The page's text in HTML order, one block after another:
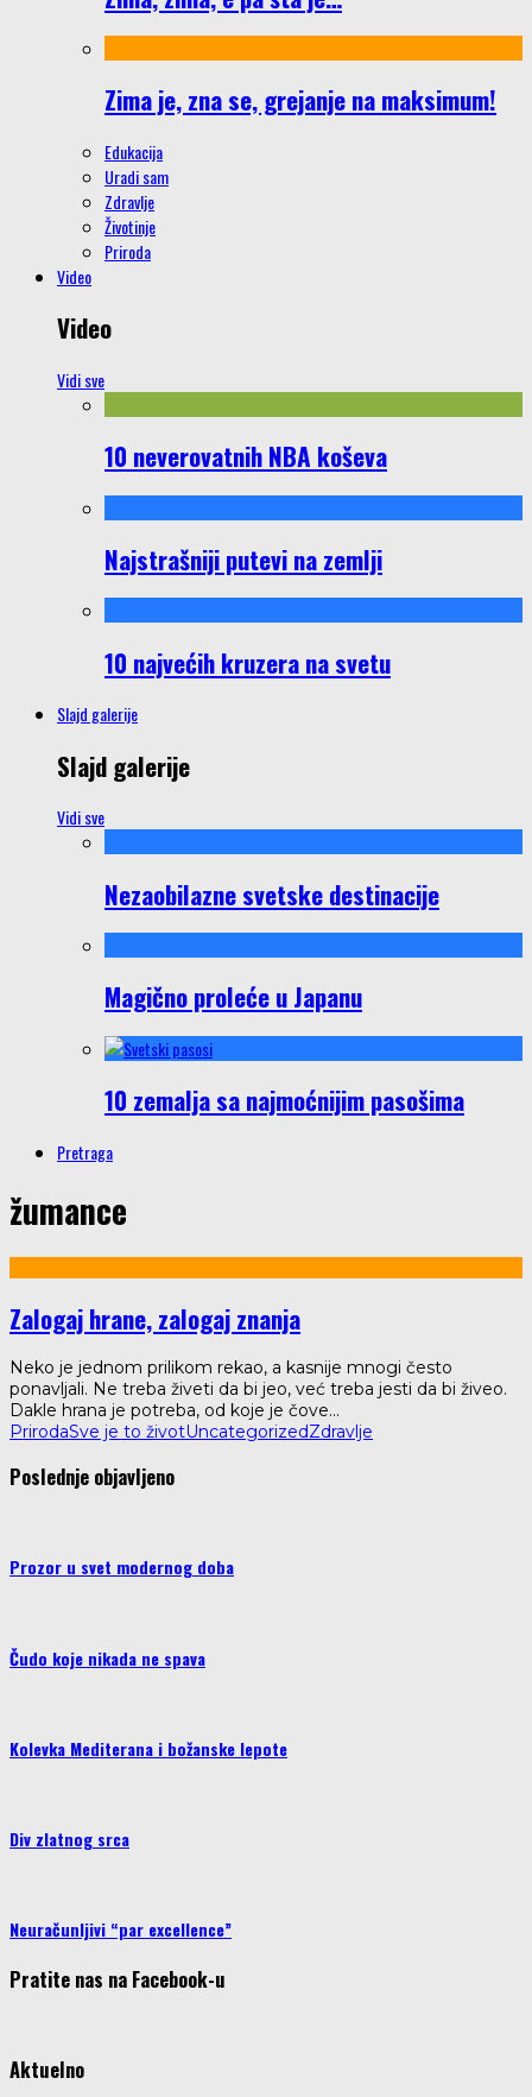
Zima je, zna se, grejanje na maksimum!
Edukacija
Uradi sam
Zdravlje
Životinje
Priroda
Video
Video
Vidi sve
10 neverovatnih NBA koševa
Najstrašniji putevi na zemlji
10 najvećih kruzera na svetu
Slajd galerije
Slajd galerije
Vidi sve
Nezaobilazne svetske destinacije
Magično proleće u Japanu
10 zemalja sa najmoćnijim pasošima
Pretraga
žumance
Zalogaj hrane, zalogaj znanja
Neko je jednom prilikom rekao, a kasnije mnogi često
ponavljali. Ne treba živeti da bi jeo, već treba jesti da bi živeo.
Dakle hrana je potreba, od koje je čove...
PrirodaSve je to životUncategorizedZdravlje
Poslednje objavljeno
Prozor u svet modernog doba
Čudo koje nikada ne spava
Kolevka Mediterana i božanske lepote
Div zlatnog srca
Neuračunljivi “par excellence”
Pratite nas na Facebook-u
Aktuelno